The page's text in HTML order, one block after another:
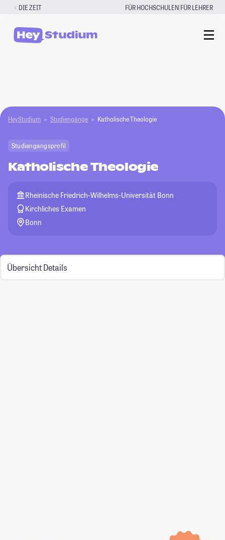
Zum
springen
DIE ZEIT FÜR HOCHSCHULEN|FÜR LEHRER
HeyStudium Studiengänge Katholische Theologie
Studiengangsprofil
Katholische Theologie
Rheinische Friedrich-Wilhelms-Universität Bonn
Kirchliches Examen
Bonn
Übersicht Details